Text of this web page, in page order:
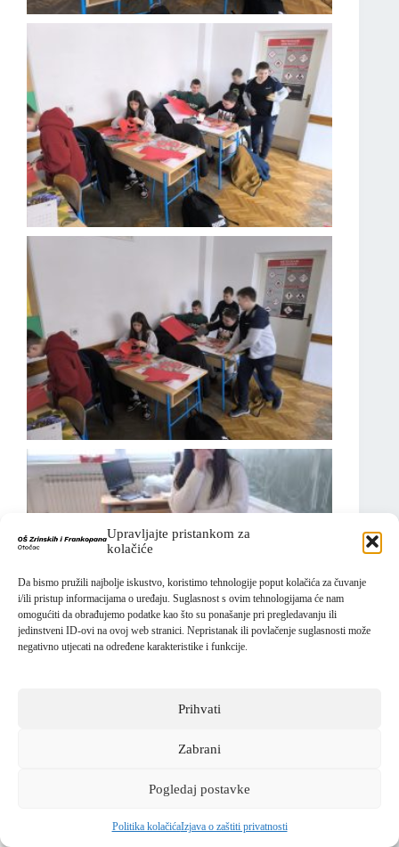
Upravljajte pristankom za
kolačiće
Da bismo pružili najbolje iskustvo, koristimo tehnologije poput kolačića za čuvanje
i/ili pristup informacijama o uređaju. Suglasnost s ovim tehnologijama će nam
omogućiti da obrađujemo podatke kao što su ponašanje pri pregledavanju ili
jedinstveni ID-ovi na ovoj web stranici. Nepristanak ili povlačenje suglasnosti može
negativno utjecati na određene karakteristike i funkcije.
Prihvati
Zabrani
Pogledaj postavke
Politika kolačićaIzjava o zaštiti privatnosti